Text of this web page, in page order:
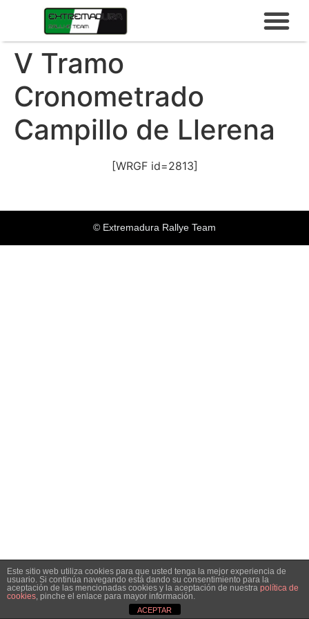
V Tramo
Cronometrado
Campillo de Llerena
[WRGF id=2813]
© Extremadura Rallye Team
Este sitio web utiliza cookies para que usted tenga la mejor experiencia de
usuario. Si continúa navegando está dando su consentimiento para la
aceptación de las mencionadas cookies y la aceptación de nuestra política de
cookies, pinche el enlace para mayor información.
ACEPTAR